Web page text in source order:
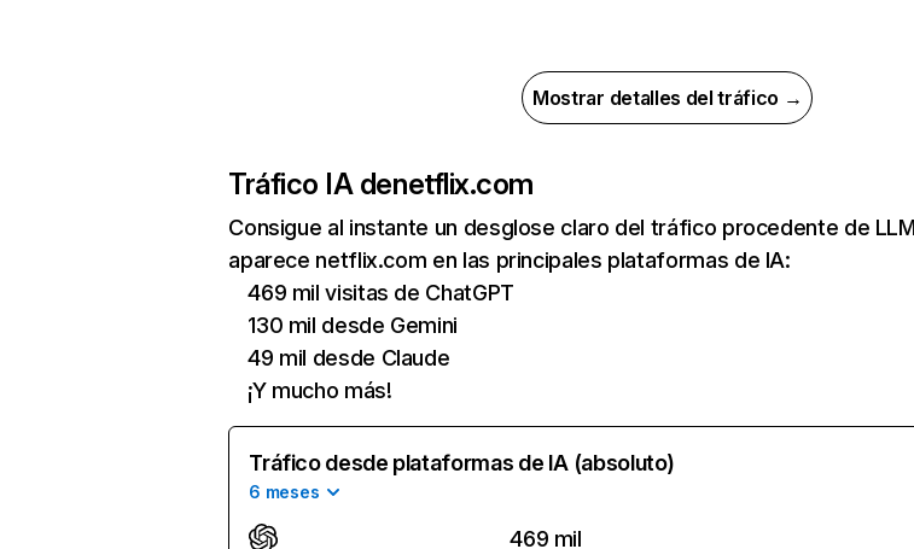
Mostrar detalles del tráfico →
Tráfico IA denetflix.com
Consigue al instante un desglose claro del tráfico procedente de
aparece netflix.com en las principales plataformas de IA:
469 mil visitas de ChatGPT
130 mil desde Gemini
49 mil desde Claude
¡Y mucho más!
Tráfico desde plataformas de IA (absoluto)
6 meses
469 mil